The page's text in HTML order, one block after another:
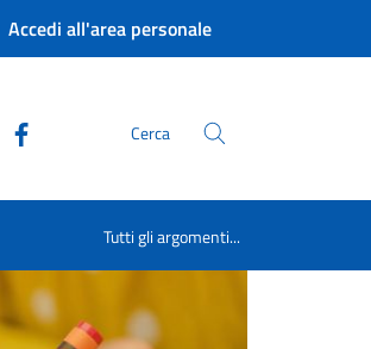
Accedi all'area personale
Cerca
Tutti gli argomenti...